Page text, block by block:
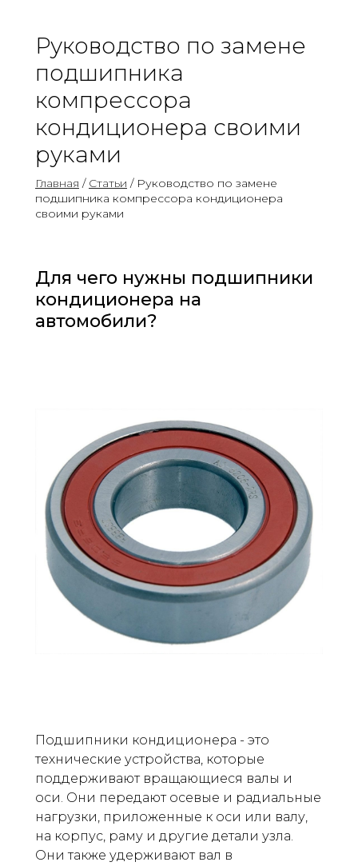
Руководство по замене
подшипника
компрессора
кондиционера своими
руками
Главная / Статьи / Руководство по замене
подшипника компрессора кондиционера
своими руками
Для чего нужны подшипники
кондиционера на
автомобили?
Подшипники кондиционера - это
технические устройства, которые
поддерживают вращающиеся валы и
оси. Они передают осевые и радиальные
нагрузки, приложенные к оси или валу,
на корпус, раму и другие детали узла.
Они также удерживают вал в